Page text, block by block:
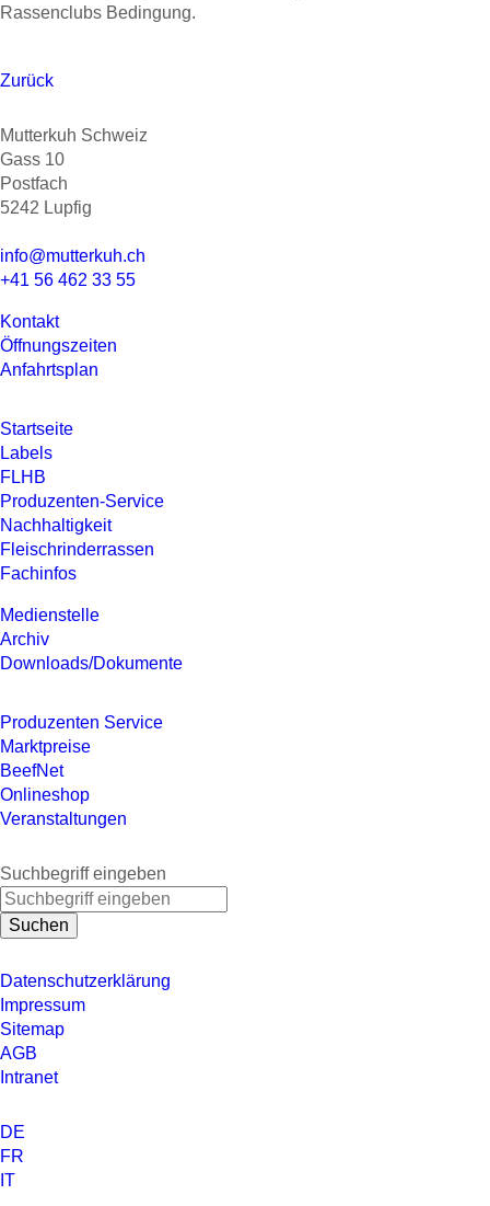
Rassenclubs Bedingung.
Zurück
Mutterkuh Schweiz
Gass 10
Postfach
5242 Lupfig
info@mutterkuh.ch
+41 56 462 33 55
Kontakt
Öffnungszeiten
Anfahrtsplan
Startseite
Labels
FLHB
Produzenten-Service
Nachhaltigkeit
Fleisch­rinderrassen
Fachinfos
Medienstelle
Archiv
Downloads/Dokumente
Produzenten Service
Marktpreise
BeefNet
Onlineshop
Veranstaltungen
Suchbegriff eingeben
Suchen
Datenschutzerklärung
Impressum
Sitemap
AGB
Intranet
DE
FR
IT